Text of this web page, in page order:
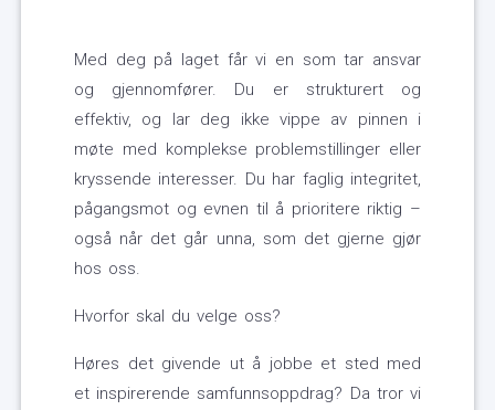
Med deg på laget får vi en som tar ansvar
og gjennomfører. Du er strukturert og
effektiv, og lar deg ikke vippe av pinnen i
møte med komplekse problemstillinger eller
kryssende interesser. Du har faglig integritet,
pågangsmot og evnen til å prioritere riktig –
også når det går unna, som det gjerne gjør
hos oss.
Hvorfor skal du velge oss?
Høres det givende ut å jobbe et sted med
et inspirerende samfunnsoppdrag? Da tror vi